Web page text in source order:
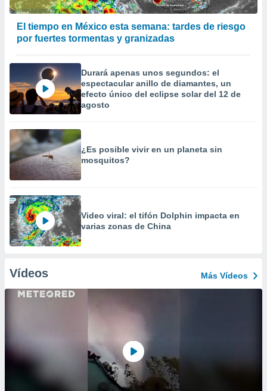
El tiempo en México esta semana: tardes de riesgo
por fuertes tormentas y granizadas
Durará apenas unos segundos: el
espectacular anillo de diamantes, un
efecto único del eclipse solar del 12 de
agosto
¿Es posible vivir en un planeta sin
mosquitos?
Video viral: el tifón Dolphin impacta en
varias zonas de China
Vídeos Más Vídeos